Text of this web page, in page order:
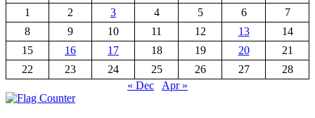
1
2 3 4 5 6
7
8
9 10 11 12 13
14
15
16 17 18 19 20
21
22
23 24 25 26 27
28
« Dec
Apr »